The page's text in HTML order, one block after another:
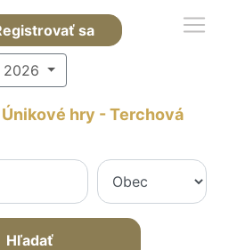
sa
2026
Únikové hry - Terchová
Hľadať